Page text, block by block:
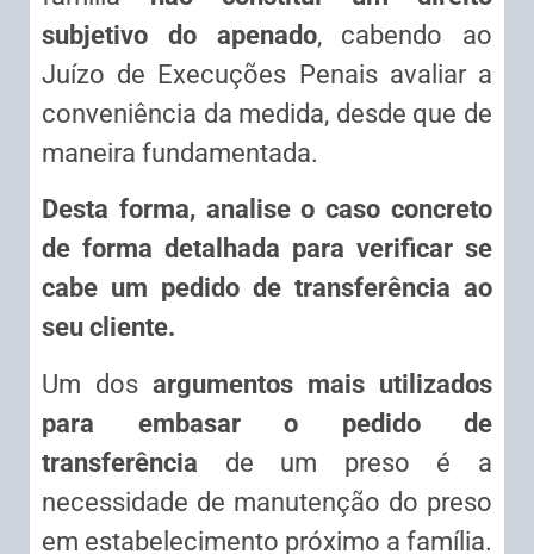
subjetivo do apenado, cabendo ao
Juízo de Execuções Penais avaliar a
conveniência da medida, desde que de
maneira fundamentada.
Desta forma, analise o caso concreto
de forma detalhada para verificar se
cabe um pedido de transferência ao
seu cliente.
Um dos argumentos mais utilizados
para embasar o pedido de
transferência de um preso é a
necessidade de manutenção do preso
em estabelecimento próximo a família.